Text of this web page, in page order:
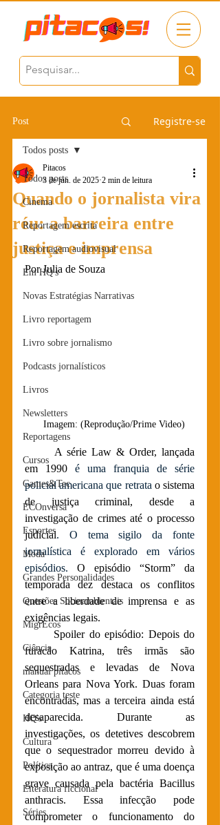
Post Registre-se
Todos posts
Cinema
Reportagem escrita
Reportagem audiovisual
Em HQ's
Novas Estratégias Narrativas
Livro reportagem
Livro sobre jornalismo
Podcasts jornalísticos
Livros
Newsletters
Reportagens
Cursos
Games&Tec
ECOnversa
Esportes
Moda
Grandes Personalidades
Questões Socioambientais
MigrEcos
Ciência
manual pitacos
Categoria teste
HQ's
Cultura
Política
Literatura ficcional
Séries
Todos posts
Quando o jornalista vira
réu: a barreira entre
justiça e imprensa
Pitacos
3 de jun. de 2025 2 min de leitura
Por Julia de Souza
Imagem: (Reprodução/Prime Video)
em 1990 é uma franquia de série
policial americana que retrata o sistema
de justiça criminal, desde a
investigação de crimes até o processo
judicial. O tema sigilo da fonte
jornalística é explorado em vários
episódios. O episódio “Storm” da
temporada dez destaca os conflitos
entre a liberdade de imprensa e as
exigências legais.
furacão Katrina, três irmãs são
sequestradas e levadas de Nova
Orleans para Nova York. Duas foram
encontradas, mas a terceira ainda está
desaparecida. Durante as
investigações, os detetives descobrem
que o sequestrador morreu devido à
exposição ao antraz, que é uma doença
grave causada pela bactéria Bacillus
anthracis. Essa infecção pode
comprometer o funcionamento do